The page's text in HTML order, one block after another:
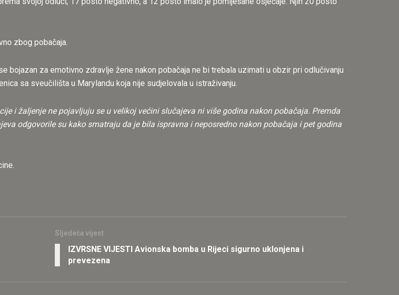
zbog pobačaja.
bojazan za emotivno zdravlje žene nakon pobačaja ne bi trebala uzimati u obzir pri odlučivanju
sa sveučilišta u Marylandu koja nije sudjelovala u istraživanju.
i žaljenje ne pojavljuju se u velikoj većini slučajeva ni više godina nakon pobačaja. Premda
odgovorile su kako smatraju da je bila ispravna i neposredno nakon pobačaja i pet godina
Sljedeća vijest
IZVRSNE VIJESTI Avionska bomba u Rijeci sigurno uklonjena i
prevezena